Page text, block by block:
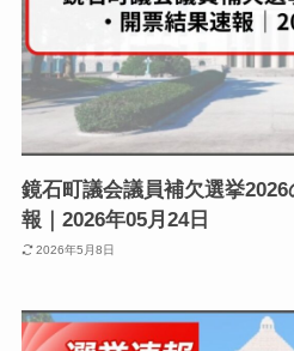
鏡石町議会議員補欠選挙
報｜2026年05月24日
2026年5月8日